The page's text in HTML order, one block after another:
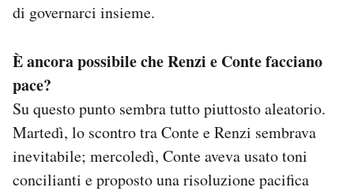
di governarci insieme.
È ancora possibile che Renzi e Conte facciano
pace?
Su questo punto sembra tutto piuttosto aleatorio.
Martedì, lo scontro tra Conte e Renzi sembrava
inevitabile; mercoledì, Conte aveva usato toni
concilianti e proposto una risoluzione pacifica